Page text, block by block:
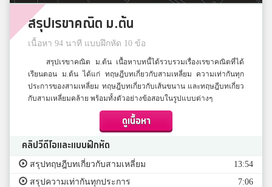
สรุปเรขาคณิต ม.ต้น
เนื้อหา 94 นาที แบบฝึกหัด 10 ข้อ
สรุปเรขาคณิต ม.ต้น เนื้อหาบทนี้ได้รวบรวมเรื่องเรขาคณิตที่ได้
เรียนตอน ม.ต้น ได้แก่ ทฤษฎีบทเกี่ยวกับสามเหลี่ยม ความเท่ากันทุก
ประการของสามเหลี่ยม ทฤษฎีบทเกี่ยวกับเส้นขนาน และทฤษฎีบทเกี่ยว
กับสามเหลี่ยมคล้าย พร้อมทั้งตัวอย่างข้อสอบในรูปแบบต่างๆ
ดูเนื้อหา
คลิปวีดีโอและแบบฝึกหัด
สรุปทฤษฎีบทเกี่ยวกับสามเหลี่ยม
13:54
สรุปความเท่ากันทุกประการ
7:06